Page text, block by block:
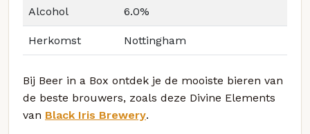
Alcohol 6.0%
Herkomst Nottingham
Bij Beer in a Box ontdek je de mooiste bieren van
de beste brouwers, zoals deze Divine Elements
van Black Iris Brewery.